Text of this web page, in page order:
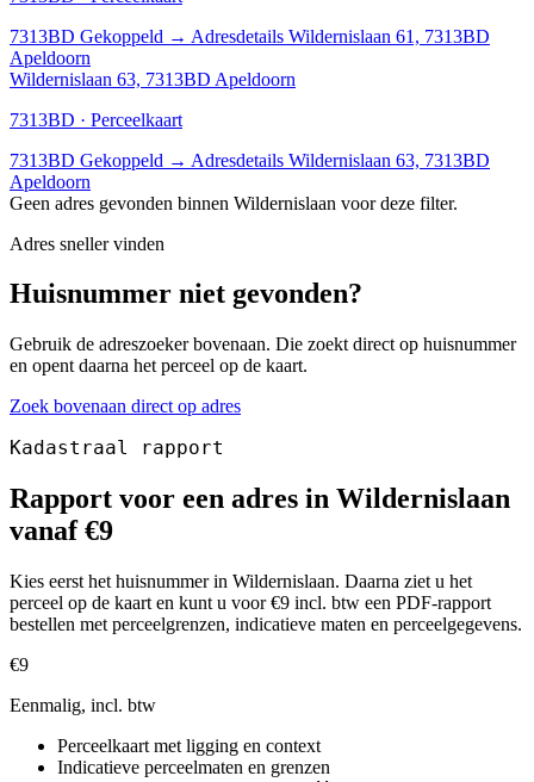
7313BD Gekoppeld → Adresdetails Wildernislaan 61, 7313BD
Apeldoorn
Wildernislaan 63, 7313BD Apeldoorn
7313BD · Perceelkaart
7313BD Gekoppeld → Adresdetails Wildernislaan 63, 7313BD
Apeldoorn
Geen adres gevonden binnen Wildernislaan voor deze filter.
Adres sneller vinden
Huisnummer niet gevonden?
Gebruik de adreszoeker bovenaan. Die zoekt direct op huisnummer
en opent daarna het perceel op de kaart.
Zoek bovenaan direct op adres
Kadastraal rapport
Rapport voor een adres in Wildernislaan
vanaf €9
Kies eerst het huisnummer in Wildernislaan. Daarna ziet u het
perceel op de kaart en kunt u voor €9 incl. btw een PDF-rapport
bestellen met perceelgrenzen, indicatieve maten en perceelgegevens.
€9
Eenmalig, incl. btw
Perceelkaart met ligging en context
Indicatieve perceelmaten en grenzen